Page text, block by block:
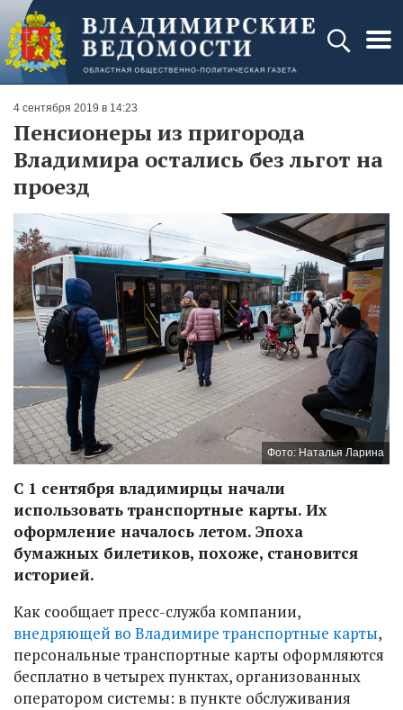
4 сентября 2019 в 14:23
Пенсионеры из пригорода
Владимира остались без льгот на
проезд
Фото: Наталья Ларина
С 1 сентября владимирцы начали
использовать транспортные карты. Их
оформление началось летом. Эпоха
бумажных билетиков, похоже, становится
историей.
Как сообщает пресс-служба компании,
внедряющей во Владимире транспортные карты,
персональные транспортные карты оформляются
бесплатно в четырех пунктах, организованных
оператором системы: в пункте обслуживания